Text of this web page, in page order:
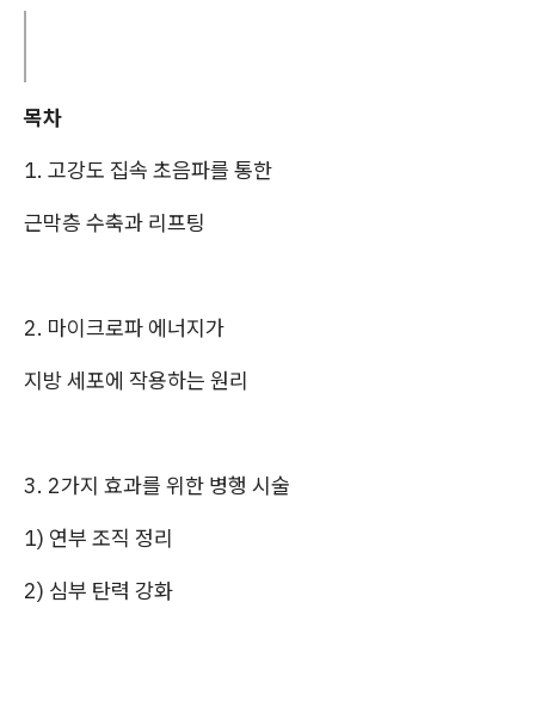
목차
1. 고강도 집속 초음파를 통한
근막층 수축과 리프팅
2. 마이크로파 에너지가
지방 세포에 작용하는 원리
3. 2가지 효과를 위한 병행 시술
1) 연부 조직 정리
2) 심부 탄력 강화